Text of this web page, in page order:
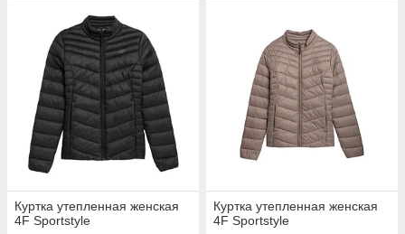
Куртка утепленная женская
4F Sportstyle
Куртка утепленная женская
4F Sportstyle